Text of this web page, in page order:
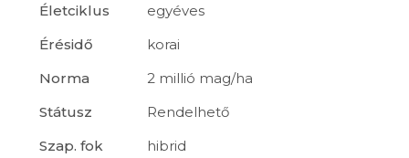
Életciklus
egyéves
Érésidő
korai
Norma
2 millió mag/ha
Státusz
Rendelhető
Szap. fok
hibrid